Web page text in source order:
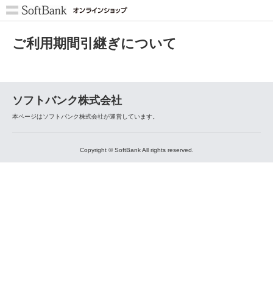
ご利用期間引継ぎについて
ソフトバンク株式会社
本ページはソフトバンク株式会社が運営しています。
Copyright © SoftBank All rights reserved.